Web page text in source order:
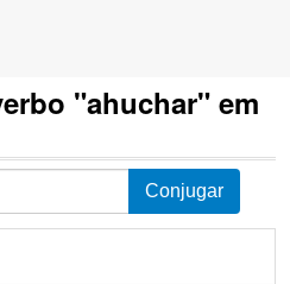
"ahuchar" em